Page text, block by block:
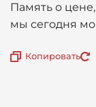
Память о
мы сегодня
Копировать